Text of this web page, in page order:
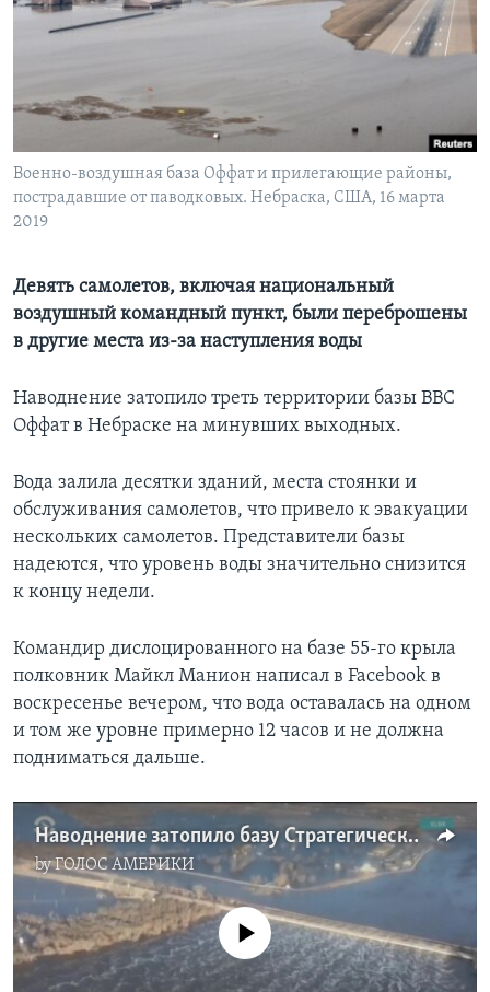
Learning English
СОЦИАЛЬНЫЕ СЕТИ
Языки
Военно-воздушная база Оффат и прилегающие районы,
пострадавшие от паводковых. Небраска, США, 16 марта
2019
Девять самолетов, включая национальный
воздушный командный пункт, были переброшены
в другие места из-за наступления воды
Наводнение затопило треть территории базы ВВС
Оффат в Небраске на минувших выходных.
Вода залила десятки зданий, места стоянки и
обслуживания самолетов, что привело к эвакуации
нескольких самолетов. Представители базы
надеются, что уровень воды значительно снизится
к концу недели.
Командир дислоцированного на базе 55-го крыла
полковник Майкл Манион написал в Facebook в
воскресенье вечером, что вода оставалась на одном
и том же уровне примерно 12 часов и не должна
подниматься дальше.
Наводнение затопило базу Стратегического командования США в Небраске
byГОЛОС АМЕРИКИ
No media source currently available